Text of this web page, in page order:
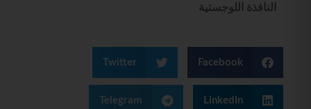
النافذة اللوجستية
Facebook
Twitter
LinkedIn
Telegram